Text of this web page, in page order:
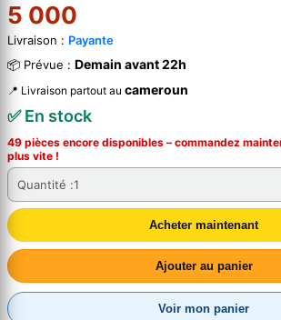
5 000
Livraison : Payante
📦 Prévue : Demain avant 22h
📍 Livraison partout au cameroun
✅ En stock
49 pièces encore disponibles – commandez
plus vite !
Quantité :1
Acheter maintenant
Ajouter au panier
Voir mon panier